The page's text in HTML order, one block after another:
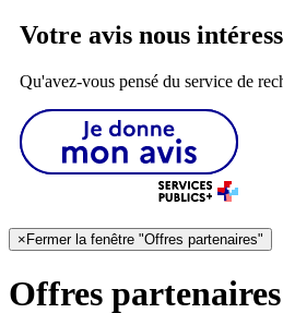
Votre avis nous
Qu'avez-vous pensé du service de
× Fermer la fenêtre "Offres partenaires"
Offres partenaires